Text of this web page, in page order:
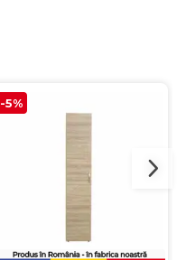
-5%